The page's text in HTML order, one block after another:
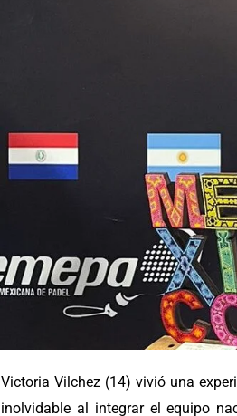
Victoria Vilchez (14) vivió una
inolvidable al integrar el equipo